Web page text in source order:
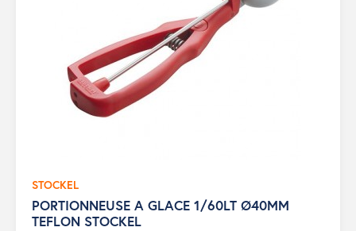
STOCKEL
PORTIONNEUSE A GLACE 1/60LT Ø40MM
TEFLON STOCKEL